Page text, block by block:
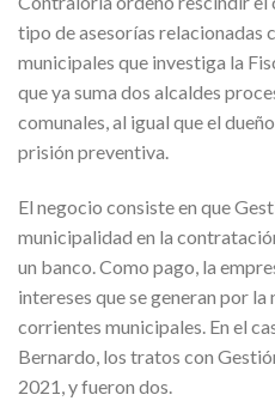
tipo de asesorías relacionadas
municipales que investiga la
que ya suma dos alcaldes
comunales, al igual que el
prisión preventiva.
El negocio consiste en que
municipalidad en la
un banco. Como pago, la
intereses que se generan por
corrientes municipales. En el
Bernardo, los tratos con
2021, y fueron dos.